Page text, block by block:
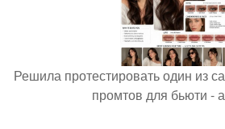
Решила протестировать один из
промтов для бьюти -